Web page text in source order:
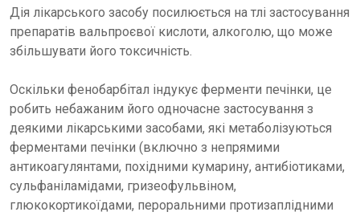
Дія лікарського засобу посилюється на тлі застосування
препаратів вальпроєвої кислоти, алкоголю, що може
збільшувати його токсичність.
Оскільки фенобарбітал індукує ферменти печінки, це
робить небажаним його одночасне застосування з
деякими лікарськими засобами, які метаболізуються
ферментами печінки (включно з непрямими
антикоагулянтами, похідними кумарину, антибіотиками,
сульфаніламідами, гризеофульвіном,
глюкокортикоїдами, пероральними протизаплідними